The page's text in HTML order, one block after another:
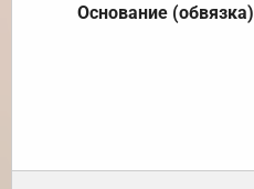
Основание (обвязка)